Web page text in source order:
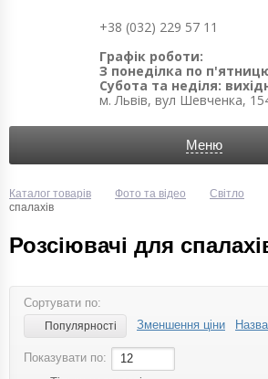
+38 (032) 229 57 11
Графік роботи:
З понеділка по
Субота та неділя:
м. Львів, вул Шевченка,
Меню
Каталог товарів Фото та відео Світло
спалахів
Розсіювачі для
Сортувати по:
Популярності Зменшення ціни
Показувати по:
12